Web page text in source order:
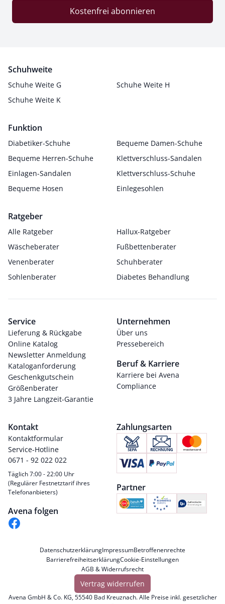
Kostenfrei abonnieren
Schuhweite
Schuhe Weite G
Schuhe Weite H
Schuhe Weite K
Funktion
Diabetiker-Schuhe
Bequeme Damen-Schuhe
Bequeme Herren-Schuhe
Klettverschluss-Sandalen
Einlagen-Sandalen
Klettverschluss-Schuhe
Bequeme Hosen
Einlegesohlen
Ratgeber
Alle Ratgeber
Hallux-Ratgeber
Wäscheberater
Fußbettenberater
Venenberater
Schuhberater
Sohlenberater
Diabetes Behandlung
Service
Lieferung & Rückgabe
Online Katalog
Newsletter Anmeldung
Kataloganforderung
Geschenkgutschein
Größenberater
3 Jahre Langzeit-Garantie
Unternehmen
Über uns
Pressebereich
Beruf & Karriere
Karriere bei Avena
Compliance
Kontakt
Kontaktformular
Service-Hotline
0671 - 92 022 022
Täglich 7:00 - 22:00 Uhr
(Regulärer Festnetztarif ihres
Telefonanbieters)
Avena folgen
Zahlungsarten
Partner
DatenschutzerklärungImpressumBetroffenenrechte
BarrierefreiheitserklärungCookie-Einstellungen
AGB & Widerrufsrecht
Vertrag widerrufen
Avena GmbH & Co. KG, 55540 Bad Kreuznach. Alle Preise inkl. gesetzlicher